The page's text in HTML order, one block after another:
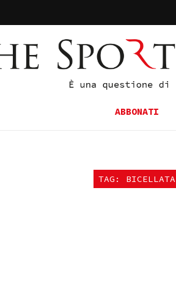
ABBONATI
TAG: BICELLATA